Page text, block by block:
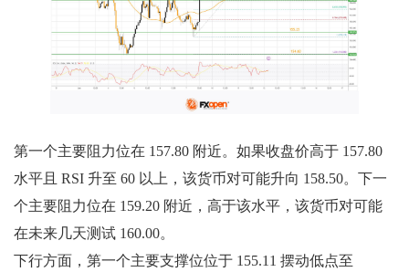
第一个主要阻力位在 157.80 附近。如果收盘价高于 157.80
水平且 RSI 升至 60 以上，该货币对可能升向 158.50。下一
个主要阻力位在 159.20 附近，高于该水平，该货币对可能
在未来几天测试 160.00。
下行方面，第一个主要支撑位位于 155.11 摆动低点至